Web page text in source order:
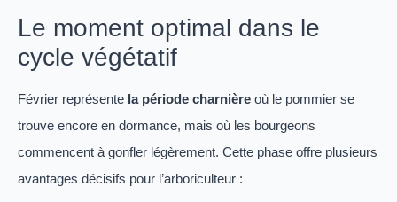
Le moment optimal dans le
cycle végétatif
Février représente la période charnière où le pommier se
trouve encore en dormance, mais où les bourgeons
commencent à gonfler légèrement. Cette phase offre plusieurs
avantages décisifs pour l’arboriculteur :